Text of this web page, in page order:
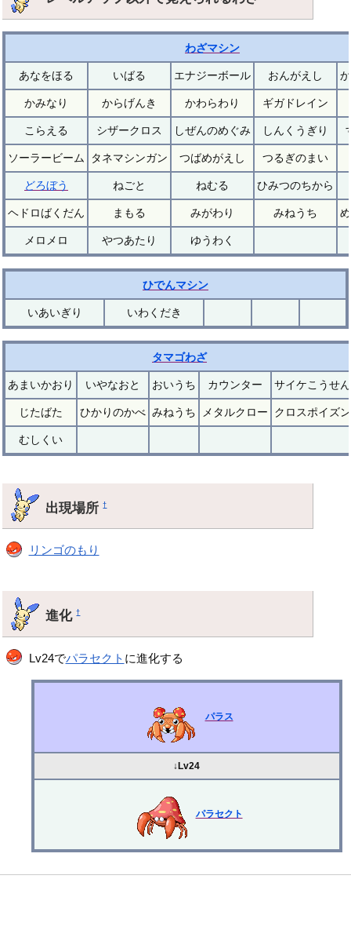
わざマシン
あなをほる いばる エナジーボール おんがえし
かみなり からげんき かわらわり ギガドレイン
こらえる シザークロス しぜんのめぐみ しんくうぎり
ソーラービーム タネマシンガン つばめがえし つるぎのまい
どろぼう ねごと ねむる ひみつのちから
ヘドロばくだん まもる みがわり みねうち
メロメロ やつあたり ゆうわく
ひでんマシン
いあいぎり いわくだき
タマゴわざ
あまいかおり いやなおと おいうち カウンター サイケこうせん
じたばた ひかりのかべ みねうち メタルクロー クロスポイズン
むしくい
出現場所†
リンゴのもり
進化†
Lv24でパラセクト に進化する
パラス
↓Lv24
パラセクト